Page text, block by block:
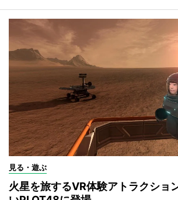
見る・遊ぶ
火星を旅するVR体験アトラクシ